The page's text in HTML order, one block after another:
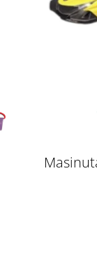
automate